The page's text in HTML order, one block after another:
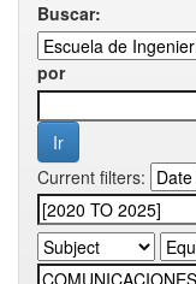
Buscar:
por
Current filters: